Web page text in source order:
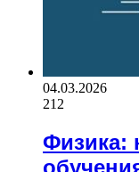
04.03.2026
212
Физика: